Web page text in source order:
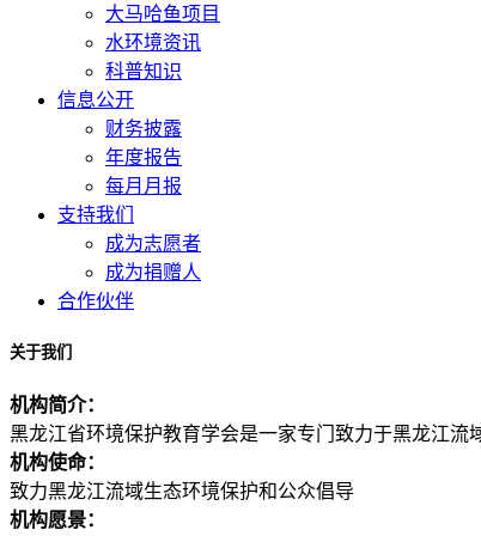
大马哈鱼项目
水环境资讯
科普知识
信息公开
财务披露
年度报告
每月月报
支持我们
成为志愿者
成为捐赠人
合作伙伴
关于我们
机构简介：
黑龙江省环境保护教育学会是一家专门致力于黑龙江流
机构使命：
致力黑龙江流域生态环境保护和公众倡导
机构愿景：